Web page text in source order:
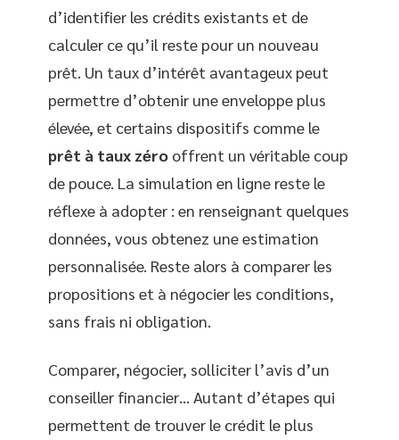
d’identifier les crédits existants et de
calculer ce qu’il reste pour un nouveau
prêt. Un taux d’intérêt avantageux peut
permettre d’obtenir une enveloppe plus
élevée, et certains dispositifs comme le
prêt à taux zéro offrent un véritable coup
de pouce. La simulation en ligne reste le
réflexe à adopter : en renseignant quelques
données, vous obtenez une estimation
personnalisée. Reste alors à comparer les
propositions et à négocier les conditions,
sans frais ni obligation.
Comparer, négocier, solliciter l’avis d’un
conseiller financier… Autant d’étapes qui
permettent de trouver le crédit le plus